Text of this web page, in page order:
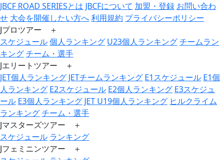
JBCF ROAD SERIESとは JBCFについて 加盟・登録 お問い合わ
せ 大会を開催したい方へ利用規約 プライバシーポリシー
Jプロツアー ＋
スケジュール個人ランキング U23個人ランキングチームラン
キングチーム・選手
Jエリートツアー ＋
JET個人ランキング JETチームランキング E1スケジュール E1個
人ランキング E2スケジュール E2個人ランキング E3スケジュ
ール E3個人ランキング JET U19個人ランキング ヒルクライム
ランキングチーム・選手
Jマスターズツアー ＋
スケジュール ランキング
Jフェミニンツアー ＋